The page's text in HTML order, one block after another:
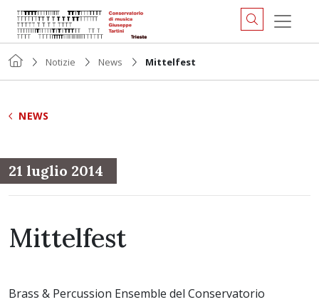
Notizie News Mittelfest
NEWS
21 luglio 2014
Mittelfest
Brass & Percussion Ensemble del Conservatorio